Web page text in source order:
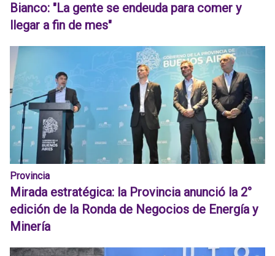
Bianco: "La gente se endeuda para comer y
llegar a fin de mes"
Provincia
Mirada estratégica: la Provincia anunció la 2°
edición de la Ronda de Negocios de Energía y
Minería